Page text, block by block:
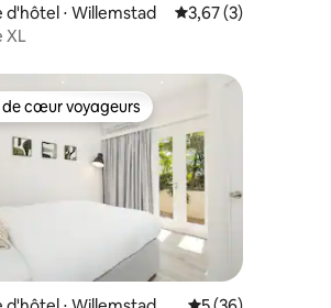
sur la base de 3 commentaires : 5 sur 5
d'hôtel ⋅ Willemstad Évaluation
3,67 (3)
XL
cœur voyageurs les plus appréciés
de cœur voyageurs